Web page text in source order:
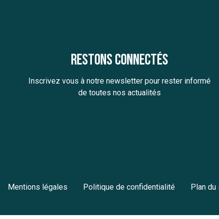
Restons connectés
Inscrivez vous à notre newsletter pour rester informé
de toutes nos actualités
Mentions légales Politique de confidentialité Plan du